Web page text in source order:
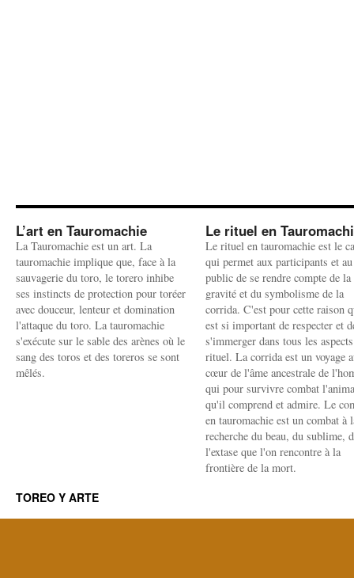
L’art en Tauromachie
La Tauromachie est un art. La
tauromachie implique que, face à la
sauvagerie du toro, le torero inhibe
ses instincts de protection pour toréer
avec douceur, lenteur et domination
l'attaque du toro. La tauromachie
s'exécute sur le sable des arènes où le
sang des toros et des toreros se sont
mêlés.
Le rituel en
Le rituel en tauromachie est le
qui permet aux participants et au
public de se rendre compte de la
gravité et du symbolisme de la
corrida. C'est pour cette raison
est si important de respecter et
s'immerger dans tous les
rituel. La corrida est un voyage
cœur de l'âme ancestrale de
qui pour survivre combat
qu'il comprend et admire. Le
en tauromachie est un combat à
recherche du beau, du sublime,
l'extase que l'on rencontre à la
frontière de la mort.
TOREO Y ARTE